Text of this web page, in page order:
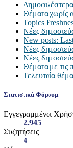
Θέματα χωρίς
Topics
Νέες
New posts:
Νέες
Νέες
Θέματα με τις
Τελευταία
Στατιστικά Φόρουμ
Εγγεγραμμένοι
2.945
Συζητήσεις
4